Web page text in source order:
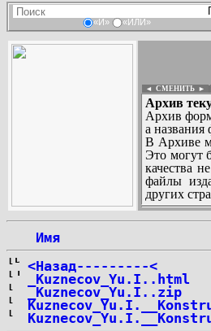
«И» «ИЛИ»
◄ СМЕНИТЬ ►
Архив
Архив
а
В Архиве
Это могут
качества
файлы
других
Имя
<Назад---------<
_Kuznecov_Yu.I..html
_Kuznecov_Yu.I..zip